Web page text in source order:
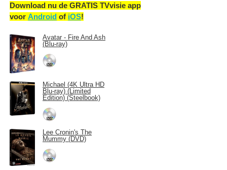
Download nu de GRATIS TVvisie app
voor Android of iOS!
Avatar - Fire And Ash
(Blu-ray)
Michael (4K Ultra HD
Blu-ray) (Limited
Edition) (Steelbook)
Lee Cronin's The
Mummy (DVD)